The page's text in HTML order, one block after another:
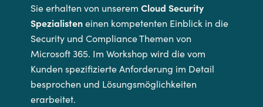
Sie erhalten von unserem Cloud Security
Spezialisteneinen kompetenten Einblick in die
Security und Compliance Themen von
Microsoft 365. Im Workshop wird die vom
Kunden spezifizierte Anforderung im Detail
besprochen und Lösungsmöglichkeiten
erarbeitet.